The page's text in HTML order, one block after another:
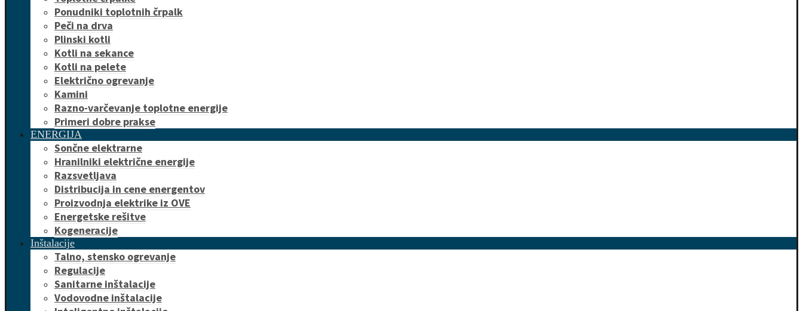
Ponudniki toplotnih črpalk
Peči na drva
Plinski kotli
Kotli na sekance
Kotli na pelete
Električno ogrevanje
Kamini
Razno-varčevanje toplotne energije
Primeri dobre prakse
ENERGIJA
Sončne elektrarne
Hranilniki električne energije
Razsvetljava
Distribucija in cene energentov
Proizvodnja elektrike iz OVE
Energetske rešitve
Kogeneracije
Inštalacije
Talno, stensko ogrevanje
Regulacije
Sanitarne inštalacije
Vodovodne inštalacije